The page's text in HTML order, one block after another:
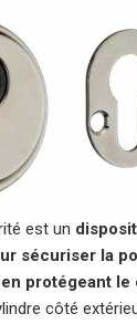
est un
sécuriser la
protégeant
côté